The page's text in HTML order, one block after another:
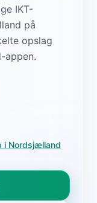
IKT-
på
opslag
appen.
i Nordsjælland